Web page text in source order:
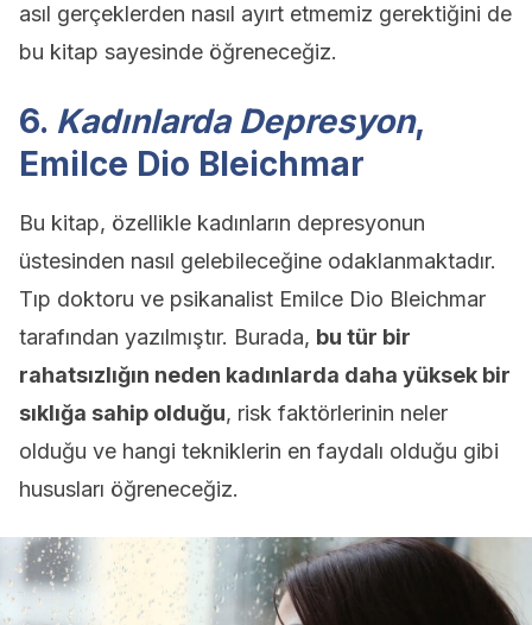
asıl gerçeklerden nasıl ayırt etmemiz gerektiğini de
bu kitap sayesinde öğreneceğiz.
6. Kadınlarda Depresyon,
Emilce Dio Bleichmar
Bu kitap, özellikle kadınların depresyonun
üstesinden nasıl gelebileceğine odaklanmaktadır.
Tıp doktoru ve psikanalist Emilce Dio Bleichmar
tarafından yazılmıştır. Burada, bu tür bir
rahatsızlığın neden kadınlarda daha yüksek bir
sıklığa sahip olduğu, risk faktörlerinin neler
olduğu ve hangi tekniklerin en faydalı olduğu gibi
hususları öğreneceğiz.